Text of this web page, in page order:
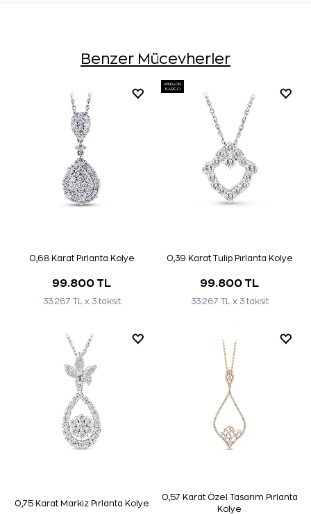
Benzer Mücevherler
0,68 Karat Pırlanta Kolye
99.800 TL
33.267 TL x 3 taksit
AYNI GÜN
KARGO
0,39 Karat Tulip Pırlanta Kolye
99.800 TL
33.267 TL x 3 taksit
0,75 Karat Markiz Pırlanta Kolye
0,57 Karat Özel Tasarım Pırlanta
Kolye